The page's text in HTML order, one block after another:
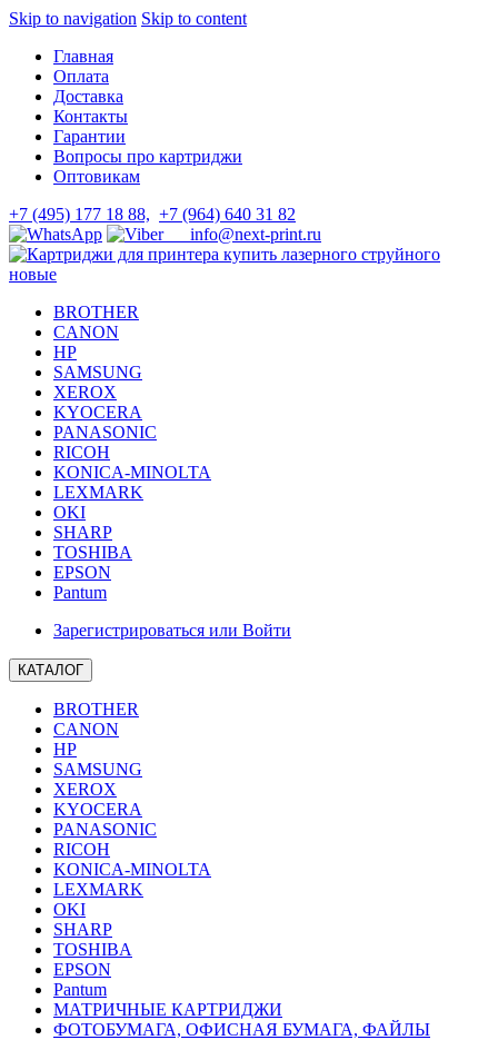
Skip to navigation Skip to content
Главная
Оплата
Доставка
Контакты
Гарантии
Вопросы про картриджи
Оптовикам
+7 (495) 177 18 88, +7 (964) 640 31 82
info@next-print.ru
BROTHER
CANON
HP
SAMSUNG
XEROX
KYOCERA
PANASONIC
RICOH
KONICA-MINOLTA
LEXMARK
OKI
SHARP
TOSHIBA
EPSON
Pantum
Зарегистрироваться или Войти
КАТАЛОГ
BROTHER
CANON
HP
SAMSUNG
XEROX
KYOCERA
PANASONIC
RICOH
KONICA-MINOLTA
LEXMARK
OKI
SHARP
TOSHIBA
EPSON
Pantum
МАТРИЧНЫЕ КАРТРИДЖИ
ФОТОБУМАГА, ОФИСНАЯ БУМАГА, ФАЙЛЫ